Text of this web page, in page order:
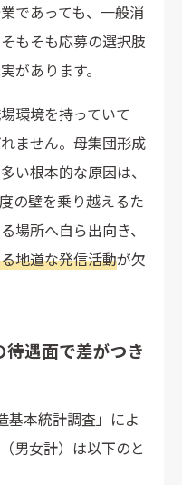
であっても、一般消
もそも応募の選択肢
があります。
環境を持っていて
ません。母集団形成
い根本的な原因は、
の壁を乗り越えるた
場所へ自ら出向き、
地道な発信活動が欠
遇面で差がつき
基本統計調査」によ
男女計）は以下のと